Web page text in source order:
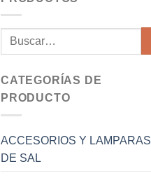
Buscar
CATEGORÍAS DE
PRODUCTO
ACCESORIOS Y LAMPARAS
DE SAL